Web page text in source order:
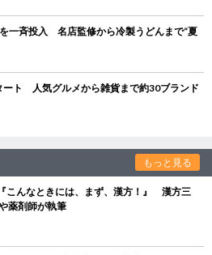
一斉投入 名店監修から冷製うどんまで“夏
ート 人気グルメから雑貨まで約30ブランド
もっと見る
こんなときには、まず、漢方！』 漢方三
薬剤師が執筆